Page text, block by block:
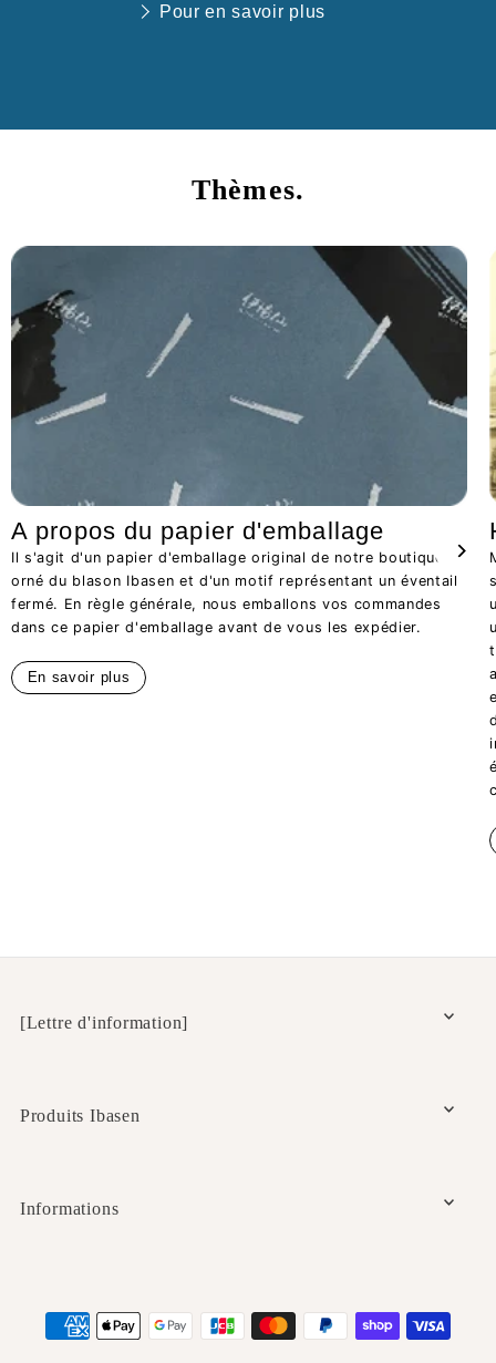
Pour en savoir plus
Thèmes.
A propos du papier d'emballage
Il s'agit d'un papier d'emballage original de notre boutique,
orné du blason Ibasen et d'un motif représentant un éventail
fermé. En règle générale, nous emballons vos commandes
dans ce papier d'emballage avant de vous les expédier.
En savoir plus
[Lettre d'information]
Produits Ibasen
Informations